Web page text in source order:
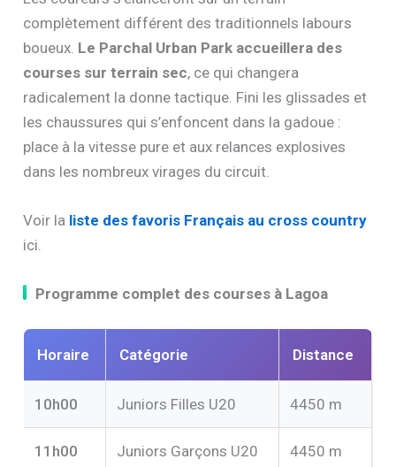
complètement différent des traditionnels labours
boueux. Le Parchal Urban Park accueillera des
courses sur terrain sec, ce qui changera
radicalement la donne tactique. Fini les glissades et
les chaussures qui s’enfoncent dans la gadoue :
place à la vitesse pure et aux relances explosives
dans les nombreux virages du circuit.
Voir la liste des favoris Français au cross country
ici.
Programme complet des courses à Lagoa
Horaire Catégorie Distance
10h00 Juniors Filles U20 4450 m
11h00 Juniors Garçons U20 4450 m